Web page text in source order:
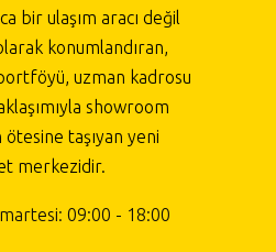
bir ulaşım aracı değil
konumlandıran,
uzman kadrosu
showroom
ötesine taşıyan yeni
merkezidir.
09:00 - 18:00